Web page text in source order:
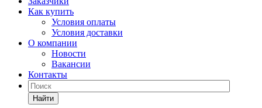
Как купить
Условия оплаты
Условия доставки
О компании
Новости
Вакансии
Контакты
Найти